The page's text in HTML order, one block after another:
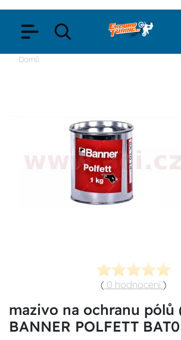
Domů
( 0 hodnocení )
mazivo na ochranu pólů
BANNER POLFETT